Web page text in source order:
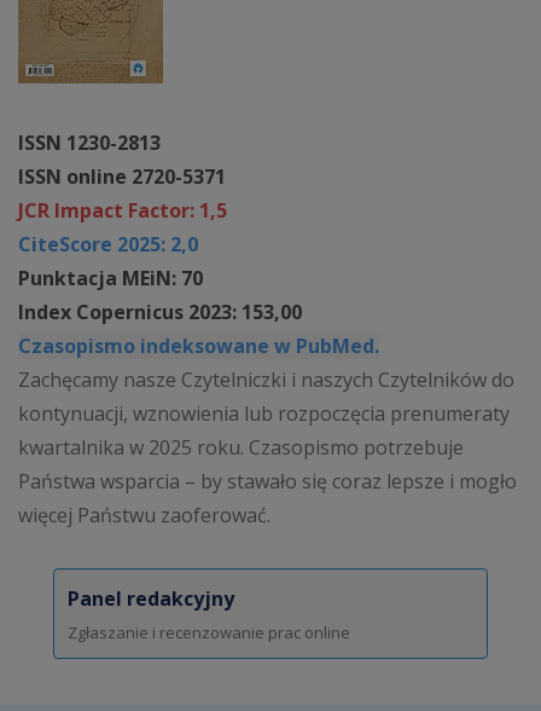
ISSN 1230-2813
ISSN online 2720-5371
JCR Impact Factor: 1,5
CiteScore 2025: 2,0
Punktacja MEiN: 70
Index Copernicus 2023: 153,00
Czasopismo indeksowane w PubMed.
Zachęcamy nasze Czytelniczki i naszych Czytelników do
kontynuacji, wznowienia lub rozpoczęcia prenumeraty
kwartalnika w 2025 roku. Czasopismo potrzebuje
Państwa wsparcia – by stawało się coraz lepsze i mogło
więcej Państwu zaoferować.
Panel redakcyjny
Zgłaszanie i recenzowanie prac online